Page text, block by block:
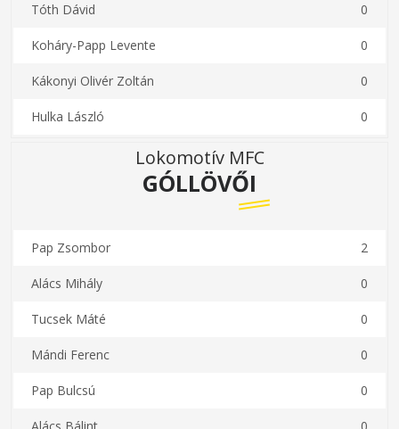
Tóth Dávid 0
Koháry-Papp Levente 0
Kákonyi Olivér Zoltán 0
Hulka László 0
Lokomotív MFC
GÓLLÖVŐI
Pap Zsombor 2
Alács Mihály 0
Tucsek Máté 0
Mándi Ferenc 0
Pap Bulcsú 0